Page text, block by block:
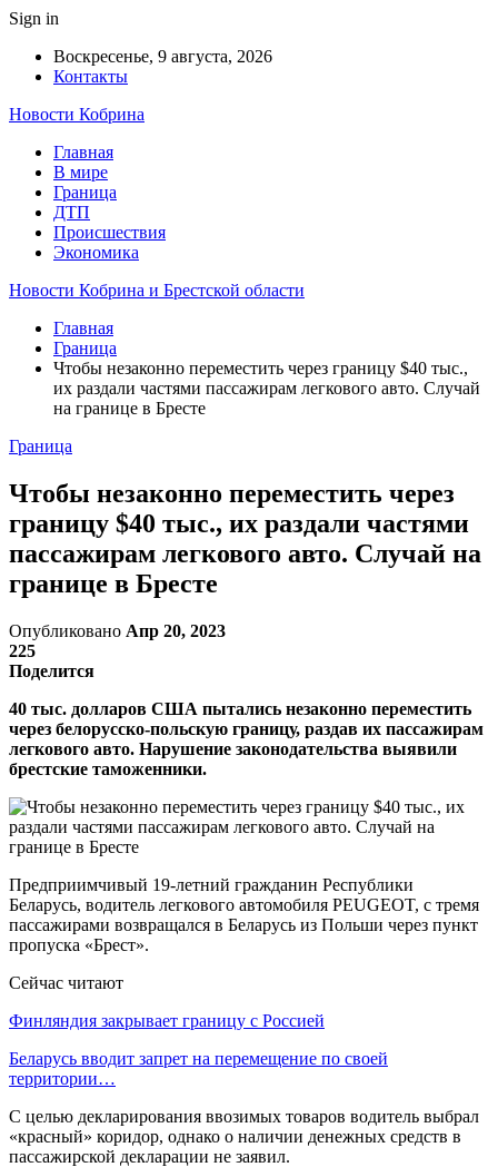
Sign in
Воскресенье, 9 августа, 2026
Контакты
Новости Кобрина
Главная
В мире
Граница
ДТП
Происшествия
Экономика
Новости Кобрина и Брестской области
Главная
Граница
Чтобы незаконно переместить через границу $40 тыс.,
их раздали частями пассажирам легкового авто. Случай
на границе в Бресте
Граница
Чтобы незаконно переместить через
границу $40 тыс., их раздали частями
пассажирам легкового авто. Случай на
границе в Бресте
Опубликовано Апр 20, 2023
225
Поделится
40 тыс. долларов США пытались незаконно переместить
через белорусско-польскую границу, раздав их пассажирам
легкового авто. Нарушение законодательства выявили
брестские таможенники.
Предприимчивый 19-летний гражданин Республики
Беларусь, водитель легкового автомобиля PEUGEOT, с тремя
пассажирами возвращался в Беларусь из Польши через пункт
пропуска «Брест».
Сейчас читают
Финляндия закрывает границу с Россией
Беларусь вводит запрет на перемещение по своей
территории…
С целью декларирования ввозимых товаров водитель выбрал
«красный» коридор, однако о наличии денежных средств в
пассажирской декларации не заявил.